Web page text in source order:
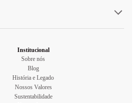
Institucional
Sobre nós
Blog
História e Legado
Nossos Valores
Sustentabilidade